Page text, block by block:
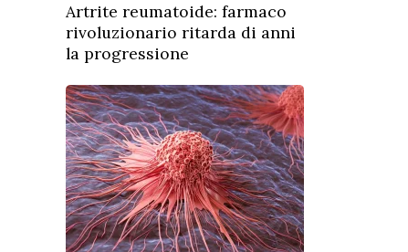
Artrite reumatoide: farmaco
rivoluzionario ritarda di anni
la progressione